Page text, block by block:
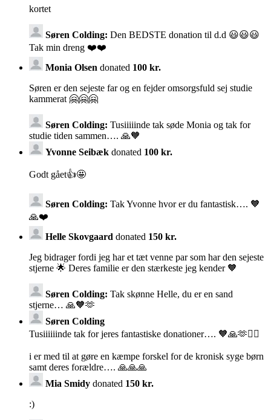
kortet
Søren Colding: Den BEDSTE donation til d.d 😃😃😃
Tak min dreng ❤️❤️
Monia Olsen donated 100 kr.
Søren er den sejeste far og en fejder omsorgsfuld sej studie
kammerat 🤗🤗🤗
Søren Colding: Tusiiiiinde tak søde Monia og tak for
studie tiden sammen…. 🙏🧡
Yvonne Seibæk donated 100 kr.
Godt gået👍🤩
Søren Colding: Tak Yvonne hvor er du fantastisk…. 🧡
🙏❤️
Helle Skovgaard donated 150 kr.
Jeg bidrager fordi jeg har et tæt venne par som har den sejeste
stjerne 🌟 Deres familie er den stærkeste jeg kender 🧡
Søren Colding: Tak skønne Helle, du er en sand
stjerne… 🙏🧡🫶
Søren Colding
Tusiiiiiinde tak for jeres fantastiske donationer…. 🧡🙏🫶🚴‍♂️
i er med til at gøre en kæmpe forskel for de kronisk syge børn
samt deres forældre…. 🙏🙏🙏
Mia Smidy donated 150 kr.
:)